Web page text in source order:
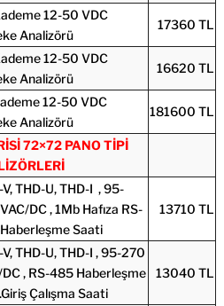
12-50 VDC
Analizörü
17360 TL
12-50 VDC
Analizörü
16620 TL
12-50 VDC
Analizörü
181600 TL
72×72 PANO TİPİ
THD-U, THD-I , 95-
DC , 1Mb Hafıza RS-
Saati
13710 TL
THD-U, THD-I , 95-270
DC , RS-485 Haberleşme
Çalışma Saati
13040 TL